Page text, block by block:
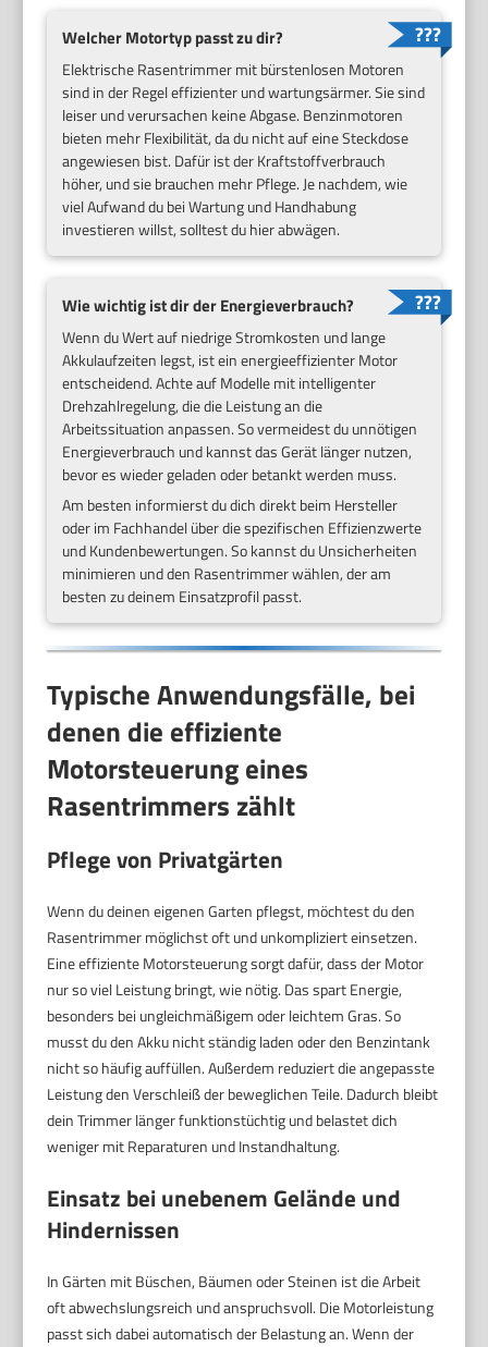
Welcher Motortyp passt zu dir?
Elektrische Rasentrimmer mit bürstenlosen Motoren
sind in der Regel effizienter und wartungsärmer. Sie sind
leiser und verursachen keine Abgase. Benzinmotoren
bieten mehr Flexibilität, da du nicht auf eine Steckdose
angewiesen bist. Dafür ist der Kraftstoffverbrauch
höher, und sie brauchen mehr Pflege. Je nachdem, wie
viel Aufwand du bei Wartung und Handhabung
investieren willst, solltest du hier abwägen.
Wie wichtig ist dir der Energieverbrauch?
Wenn du Wert auf niedrige Stromkosten und lange
Akkulaufzeiten legst, ist ein energieeffizienter Motor
entscheidend. Achte auf Modelle mit intelligenter
Drehzahlregelung, die die Leistung an die
Arbeitssituation anpassen. So vermeidest du unnötigen
Energieverbrauch und kannst das Gerät länger nutzen,
bevor es wieder geladen oder betankt werden muss.
Am besten informierst du dich direkt beim Hersteller
oder im Fachhandel über die spezifischen Effizienzwerte
und Kundenbewertungen. So kannst du Unsicherheiten
minimieren und den Rasentrimmer wählen, der am
besten zu deinem Einsatzprofil passt.
Typische Anwendungsfälle, bei
denen die effiziente
Motorsteuerung eines
Rasentrimmers zählt
Pflege von Privatgärten
Wenn du deinen eigenen Garten pflegst, möchtest du den
Rasentrimmer möglichst oft und unkompliziert einsetzen.
Eine effiziente Motorsteuerung sorgt dafür, dass der Motor
nur so viel Leistung bringt, wie nötig. Das spart Energie,
besonders bei ungleichmäßigem oder leichtem Gras. So
musst du den Akku nicht ständig laden oder den Benzintank
nicht so häufig auffüllen. Außerdem reduziert die angepasste
Leistung den Verschleiß der beweglichen Teile. Dadurch bleibt
dein Trimmer länger funktionstüchtig und belastet dich
weniger mit Reparaturen und Instandhaltung.
Einsatz bei unebenem Gelände und
Hindernissen
In Gärten mit Büschen, Bäumen oder Steinen ist die Arbeit
oft abwechslungsreich und anspruchsvoll. Die Motorleistung
passt sich dabei automatisch der Belastung an. Wenn der